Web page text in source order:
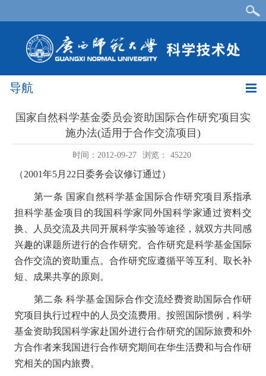
导航
国家自然科学基金委员会资助国际合作研究项目实
施办法(适用于合作交流项目)
时间：2012-09-27 浏览： 45220
（2001年5月22日委务会议修订通过）
第一条 国家自然科学基金国际合作研究项目系指承
担科学基金项目的我国科学家同外国科学家通过资料交
换、人员交流及共同开展科学实验等途径，就双方共同感
兴趣的课题所进行的合作研究。合作研究是科学基金国际
合作交流的资助重点。合作研究应遵循平等互利、取长补
短、成果共享的原则。
第二条 科学基金国际合作交流经费资助国际合作研
究项目执行过程中的人员交流费用。按照国际惯例，科学
基金资助我国科学家赴国外进行合作研究的国际旅费和外
方合作者来我国进行合作研究期间在华生活费和与合作研
究相关的国内旅费。